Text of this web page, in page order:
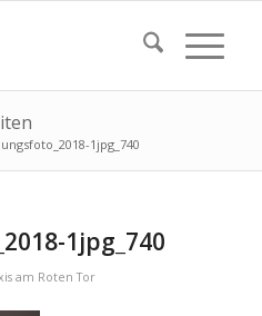
1jpg_740
1jpg_740
am Roten Tor